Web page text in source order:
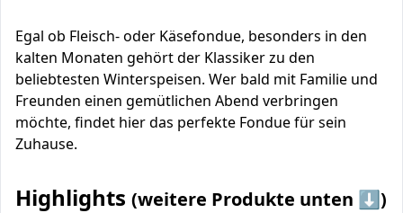
Egal ob Fleisch- oder Käsefondue, besonders in den
kalten Monaten gehört der Klassiker zu den
beliebtesten Winterspeisen. Wer bald mit Familie und
Freunden einen gemütlichen Abend verbringen
möchte, findet hier das perfekte Fondue für sein
Zuhause.
Highlights (weitere Produkte unten ⬇️)